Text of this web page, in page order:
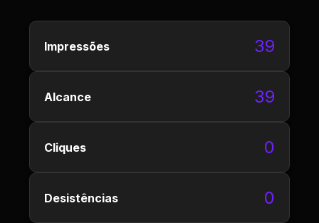
Impressões 39
Alcance 39
Cliques 0
Desistências 0